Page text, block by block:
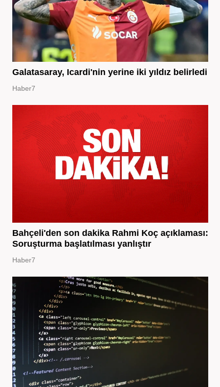
Galatasaray, Icardi'nin yerine iki yıldız belirledi
Haber7
Bahçeli'den son dakika Rahmi Koç açıklaması:
Soruşturma başlatılması yanlıştır
Haber7